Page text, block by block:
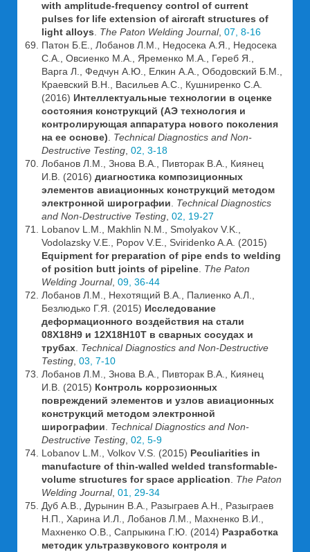
with amplitude-frequency control of current
pulses for life extension of aircraft structures of
light alloys
The Paton Welding Journal, 07, 8-16
Патон Б.Е., Лобанов Л.М., Недосека А.Я., Недосека
С.А., Овсиенко М.А., Яременко М.А., Гереб Я.,
Варга Л., Федчун А.Ю., Елкин А.А., Ободовский Б.М.,
Краевский В.Н., Васильев А.С., Кушниренко С.А.
(2016) Интеллектуальные технологии в оценке
состояния конструкций (АЭ технология и
контролирующая аппаратура нового поколения
на ее основе)
Technical Diagnostics and Non-
Destructive Testing 02, 3-18
Лобанов Л.М., Знова В.А., Пивторак В.А., Киянец
И.В. (2016) диагностика композиционных
элементов авиационных конструкций методом
электронной ширографии
Technical Diagnostics
and Non-Destructive Testing 02, 19-27
Lobanov L.M., Makhlin N.M., Smolyakov V.K.,
Vodolazsky V.E., Popov V.E., Sviridenko A.A. (2015)
Equipment for preparation of pipe ends to welding
of position butt joints of pipeline The Paton
Welding Journal, 09, 36-44
Лобанов Л.М., Нехотящий В.А., Палиенко А.Л.,
Безлюдько Г.Я. (2015) Исследование
деформационного воздействия на стали
08Х18Н9 и 12Х18Н10Т в сварных сосудах и
трубах Technical Diagnostics and Non-Destructive
Testing 03, 7-10
Лобанов Л.М., Знова В.А., Пивторак В.А., Киянец
И.В. (2015) Контроль коррозионных
повреждений элементов и узлов авиационных
конструкций методом электронной
ширографии
Technical Diagnostics and Non-
Destructive Testing 02, 5-9
Lobanov L.M., Volkov V.S. (2015) Peculiarities in
manufacture of thin-walled welded transformable-
volume structures for space application
The Paton
Welding Journal, 01, 29-34
Дуб А.В., Дурынин В.А., Разыграев А.Н., Разыграев
Н.П., Харина И.Л., Лобанов Л.М., Махненко В.И.,
Махненко О.В., Сапрыкина Г.Ю. (2014) Разработка
методик ультразвукового контроля и